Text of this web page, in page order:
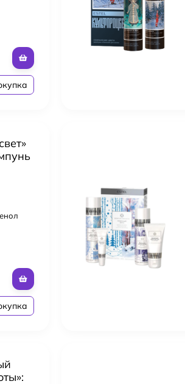
глосс-гель
глосс-гель
с яблочным уксусом
для вьющихся волос с комплексом масел